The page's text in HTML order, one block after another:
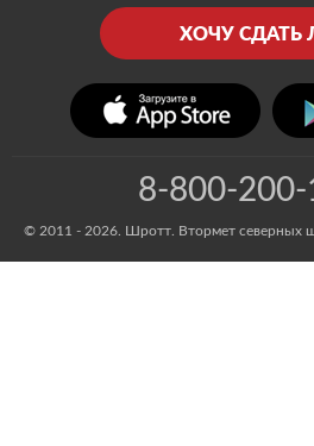
ХОЧУ СДАТЬ
8-800-200-
© 2011 - 2026. Шротт. Втормет северных